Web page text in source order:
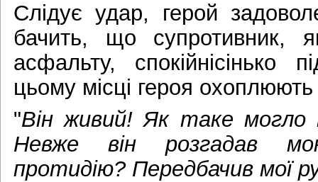
Слідує удар, герой
бачить, що супротивник,
асфальту, спокійнісінько
цьому місці героя
"Він живий! Як таке
Невже він розгадав
протидію? Передбачив мої